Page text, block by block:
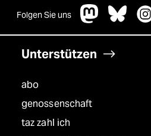
Folgen Sie uns
Unterstützen
abo
genossenschaft
taz zahl ich